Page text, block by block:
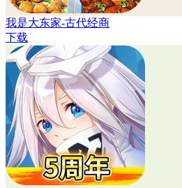
我是大东家-古代经商
下载